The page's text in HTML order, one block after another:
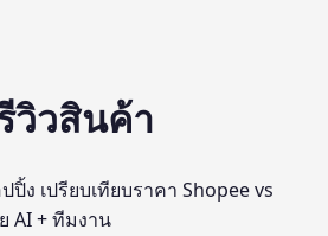
วิวสินค้า
ง เปรียบเทียบราคา Shopee vs
AI + ทีมงาน